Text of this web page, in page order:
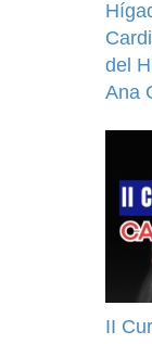
del
Ana
II